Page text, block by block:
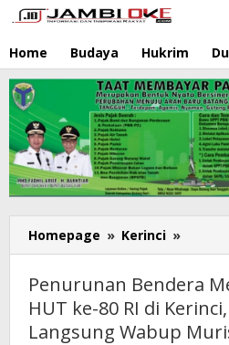
Lewati
ke
konten
Home Budaya Hukrim
Homepage » Kerinci »
Putih
Pada
HUT
Penurunan Bendera
HUT ke-80 RI di
Langsung Wabup